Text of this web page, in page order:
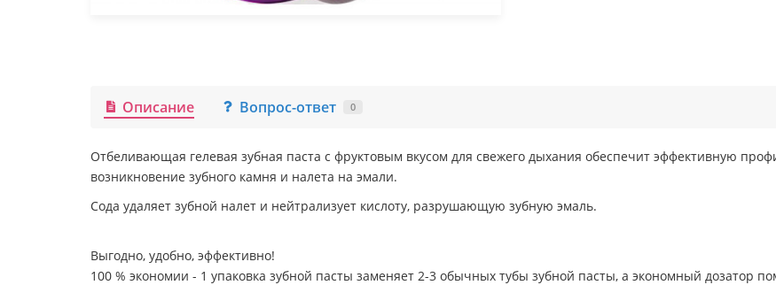
Описание Вопрос-ответ 0
Отбеливающая гелевая зубная паста с фруктовым вкусом для свежего дыхания обеспечит эффективную
возникновение зубного камня и налета на эмали.
Сода удаляет зубной налет и нейтрализует кислоту, разрушающую зубную эмаль.
Выгодно, удобно, эффективно!
100 % экономии - 1 упаковка зубной пасты заменяет 2-3 обычных тубы зубной пасты, а экономный дозатор